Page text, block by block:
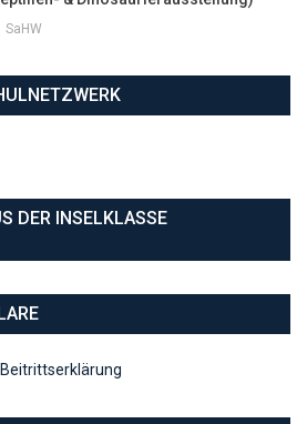
SaHW
DER INSELKLASSE